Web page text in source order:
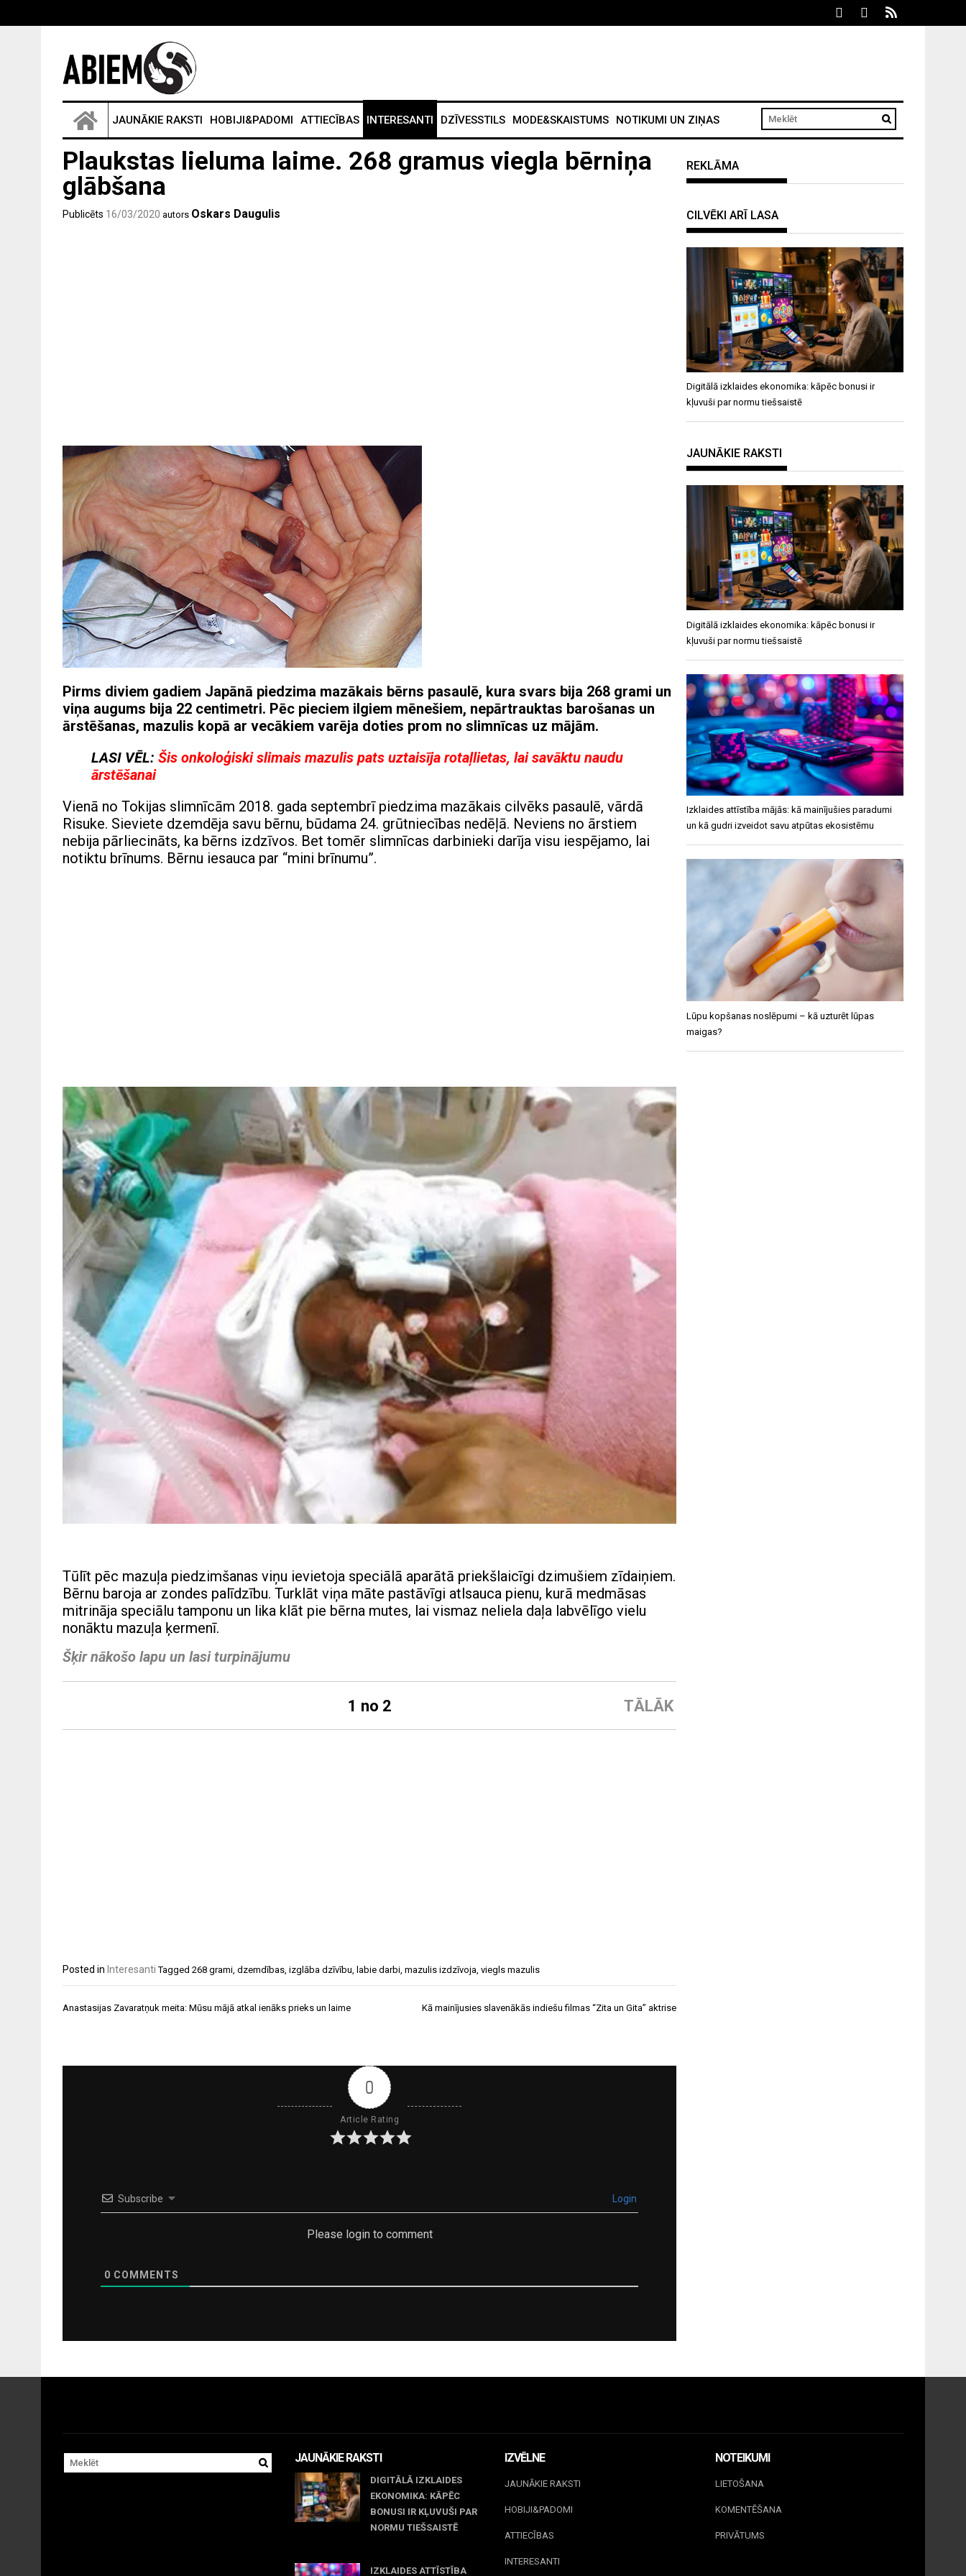
JAUNĀKIE RAKSTI HOBIJI&PADOMI ATTIECĪBAS INTERESANTI DZĪVESSTILS MODE&SKAISTUMS NOTIKUMI UN ZIŅAS
Plaukstas lieluma laime. 268 gramus viegla bērniņa
glābšana
Publicēts 16/03/2020 autors Oskars Daugulis
Pirms diviem gadiem Japānā piedzima mazākais bērns pasaulē, kura svars bija 268 grami un
viņa augums bija 22 centimetri. Pēc pieciem ilgiem mēnešiem, nepārtrauktas barošanas un
ārstēšanas, mazulis kopā ar vecākiem varēja doties prom no slimnīcas uz mājām.
LASI VĒL: Šis onkoloģiski slimais mazulis pats uztaisīja rotaļlietas, lai savāktu naudu
ārstēšanai
Vienā no Tokijas slimnīcām 2018. gada septembrī piedzima mazākais cilvēks pasaulē, vārdā
Risuke. Sieviete dzemdēja savu bērnu, būdama 24. grūtniecības nedēļā. Neviens no ārstiem
nebija pārliecināts, ka bērns izdzīvos. Bet tomēr slimnīcas darbinieki darīja visu iespējamo, lai
notiktu brīnums. Bērnu iesauca par “mini brīnumu”.
Tūlīt pēc mazuļa piedzimšanas viņu ievietoja speciālā aparātā priekšlaicīgi dzimušiem zīdaiņiem.
Bērnu baroja ar zondes palīdzību. Turklāt viņa māte pastāvīgi atlsauca pienu, kurā medmāsas
mitrināja speciālu tamponu un lika klāt pie bērna mutes, lai vismaz neliela daļa labvēlīgo vielu
nonāktu mazuļa ķermenī.
Šķir nākošo lapu un lasi turpinājumu
TĀLĀK
1 no 2
Posted in Interesanti Tagged 268 grami, dzemdības, izglāba dzīvību, labie darbi, mazulis izdzīvoja, viegls mazulis
Ziņu
Anastasijas Zavaratņuk meita: Mūsu mājā atkal ienāks prieks un laime Kā mainījusies slavenākās indiešu filmas “Zita un Gita” aktrise
0
Article Rating
Subscribe Login
Please login to comment
0 COMMENTS
REKLĀMA
CILVĒKI ARĪ LASA
Digitālā izklaides ekonomika: kāpēc bonusi ir
kļuvuši par normu tiešsaistē
JAUNĀKIE RAKSTI
Digitālā izklaides ekonomika: kāpēc bonusi ir
kļuvuši par normu tiešsaistē
Izklaides attīstība mājās: kā mainījušies paradumi
un kā gudri izveidot savu atpūtas ekosistēmu
Lūpu kopšanas noslēpumi – kā uzturēt lūpas
maigas?
JAUNĀKIE RAKSTI
DIGITĀLĀ IZKLAIDES
EKONOMIKA: KĀPĒC
BONUSI IR KĻUVUŠI PAR
NORMU TIEŠSAISTĒ
IZKLAIDES ATTĪSTĪBA
IZVĒLNE
JAUNĀKIE RAKSTI
HOBIJI&PADOMI
ATTIECĪBAS
INTERESANTI
NOTEIKUMI
LIETOŠANA
KOMENTĒŠANA
PRIVĀTUMS